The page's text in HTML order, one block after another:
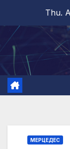
content
Thu.
МЕРЦЕДЕС